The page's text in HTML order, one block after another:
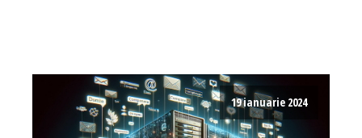
19 ianuarie 2024